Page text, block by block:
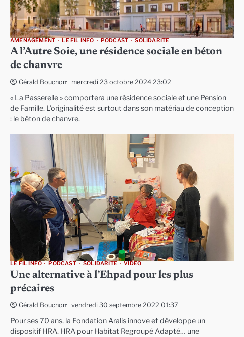
AMÉNAGEMENT LE FIL INFO PODCAST SOLIDARITÉ
A l’Autre Soie, une résidence sociale en béton
de chanvre
Gérald Bouchon mercredi 23 octobre 2024 23:02
« La Passerelle » comportera une résidence sociale et une Pension
de Famille. L’originalité est surtout dans son matériau de conception
: le béton de chanvre.
LE FIL INFO PODCAST SOLIDARITÉ VIDÉO
Une alternative à l’Ehpad pour les plus
précaires
Gérald Bouchon vendredi 30 septembre 2022 01:37
Pour ses 70 ans, la Fondation Aralis innove et développe un
dispositif HRA. HRA pour Habitat Regroupé Adapté… une